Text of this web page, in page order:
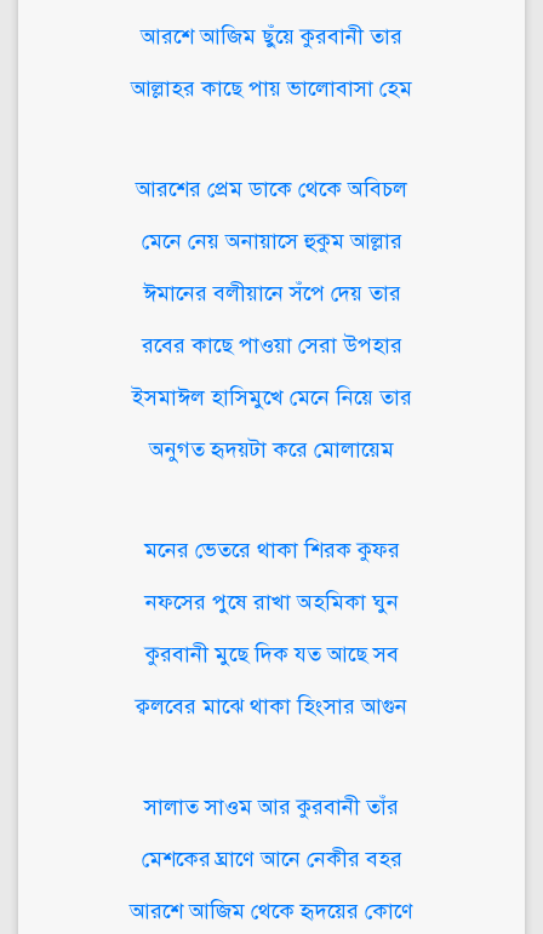
আরশে আজিম ছুঁয়ে কুরবানী তার
আল্লাহর কাছে পায় ভালোবাসা হেম
আরশের প্রেম ডাকে থেকে অবিচল
মেনে নেয় অনায়াসে হুকুম আল্লার
ঈমানের বলীয়ানে সঁপে দেয় তার
রবের কাছে পাওয়া সেরা উপহার
ইসমাঈল হাসিমুখে মেনে নিয়ে তার
অনুগত হৃদয়টা করে মোলায়েম
মনের ভেতরে থাকা শিরক কুফর
নফসের পুষে রাখা অহমিকা ঘুন
কুরবানী মুছে দিক যত আছে সব
ক্বলবের মাঝে থাকা হিংসার আগুন
সালাত সাওম আর কুরবানী তাঁর
মেশকের ঘ্রাণে আনে নেকীর বহর
আরশে আজিম থেকে হৃদয়ের কোণে